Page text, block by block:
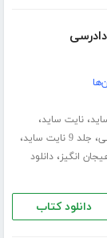
،نایت ساید،
، جلد 9 نایت ساید ،
انگیز،دانلود
دانلود کتاب